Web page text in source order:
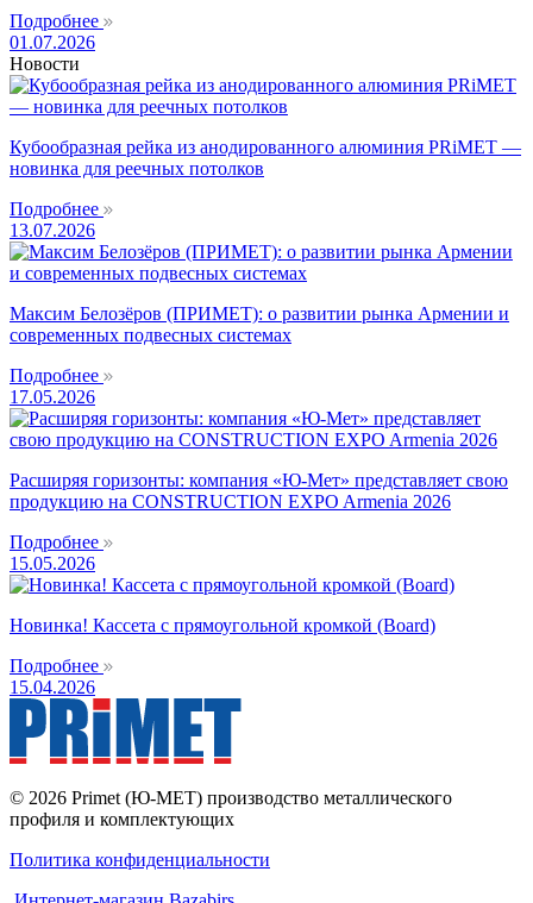
Подробнее
01.07.2026
Новости
Кубообразная рейка из анодированного алюминия PRiMET —
новинка для реечных потолков
Подробнее
13.07.2026
Максим Белозёров (ПРИМЕТ): о развитии рынка Армении и
современных подвесных системах
Подробнее
17.05.2026
Расширяя горизонты: компания «Ю-Мет» представляет свою
продукцию на CONSTRUCTION EXPO Armenia 2026
Подробнее
15.05.2026
Новинка! Кассета с прямоугольной кромкой (Board)
Подробнее
15.04.2026
© 2026 Primet (Ю-МЕТ) производство металлического
профиля и комплектующих
Политика конфиденциальности